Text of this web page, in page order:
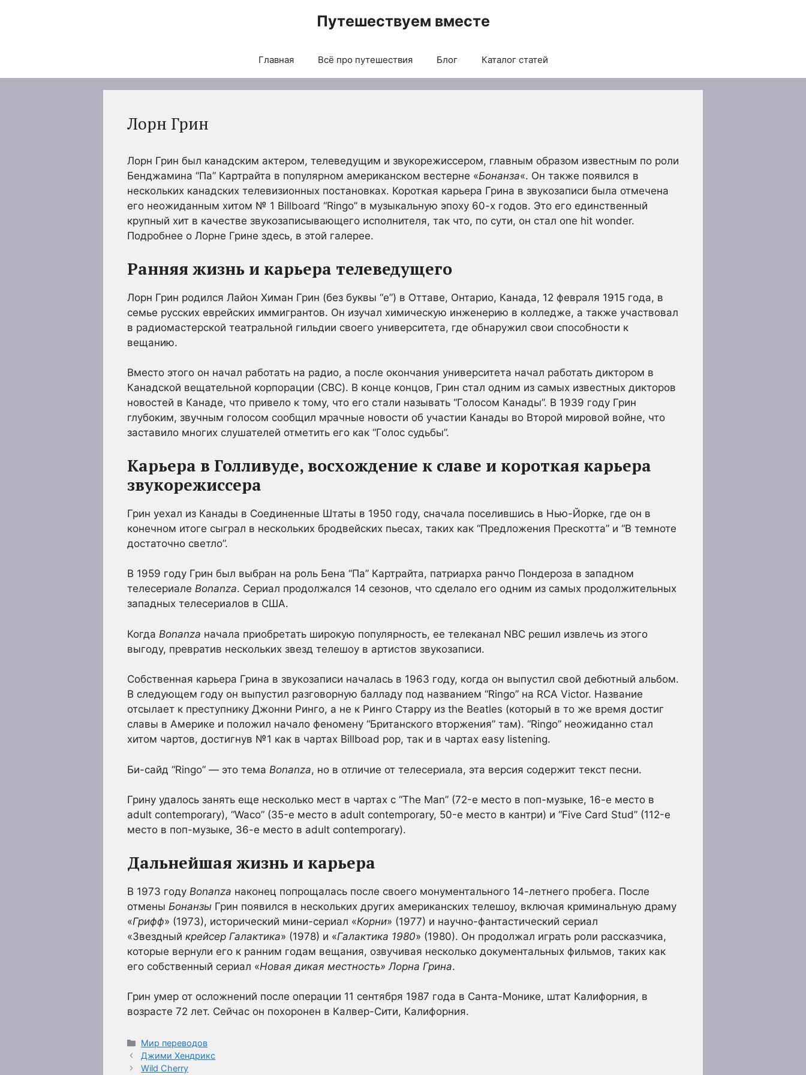
Путешествуем вместе
Главная Всё про путешествия Блог Каталог статей
Лорн Грин
Лорн Грин был канадским актером, телеведущим и звукорежиссером, главным образом известным по роли
Бенджамина “Па” Картрайта в популярном американском вестерне «Бонанза«. Он также появился в
нескольких канадских телевизионных постановках. Короткая карьера Грина в звукозаписи была отмечена
его неожиданным хитом № 1 Billboard “Ringo” в музыкальную эпоху 60-х годов. Это его единственный
крупный хит в качестве звукозаписывающего исполнителя, так что, по сути, он стал one hit wonder.
Подробнее о Лорне Грине здесь, в этой галерее.
Ранняя жизнь и карьера телеведущего
Лорн Грин родился Лайон Химан Грин (без буквы “е”) в Оттаве, Онтарио, Канада, 12 февраля 1915 года, в
семье русских еврейских иммигрантов. Он изучал химическую инженерию в колледже, а также участвовал
в радиомастерской театральной гильдии своего университета, где обнаружил свои способности к
вещанию.
Вместо этого он начал работать на радио, а после окончания университета начал работать диктором в
Канадской вещательной корпорации (CBC). В конце концов, Грин стал одним из самых известных дикторов
новостей в Канаде, что привело к тому, что его стали называть “Голосом Канады”. В 1939 году Грин
глубоким, звучным голосом сообщил мрачные новости об участии Канады во Второй мировой войне, что
заставило многих слушателей отметить его как “Голос судьбы”.
Карьера в Голливуде, восхождение к славе и короткая карьера
звукорежиссера
Грин уехал из Канады в Соединенные Штаты в 1950 году, сначала поселившись в Нью-Йорке, где он в
конечном итоге сыграл в нескольких бродвейских пьесах, таких как “Предложения Прескотта” и “В темноте
достаточно светло”.
В 1959 году Грин был выбран на роль Бена “Па” Картрайта, патриарха ранчо Пондероза в западном
телесериале Bonanza. Сериал продолжался 14 сезонов, что сделало его одним из самых продолжительных
западных телесериалов в США.
Когда Bonanza начала приобретать широкую популярность, ее телеканал NBC решил извлечь из этого
выгоду, превратив нескольких звезд телешоу в артистов звукозаписи.
Собственная карьера Грина в звукозаписи началась в 1963 году, когда он выпустил свой дебютный альбом.
В следующем году он выпустил разговорную балладу под названием “Ringo” на RCA Victor. Название
отсылает к преступнику Джонни Ринго, а не к Ринго Старру из the Beatles (который в то же время достиг
славы в Америке и положил начало феномену “Британского вторжения” там). “Ringo” неожиданно стал
хитом чартов, достигнув №1 как в чартах Billboad pop, так и в чартах easy listening.
Би-сайд “Ringo” — это тема Bonanza, но в отличие от телесериала, эта версия содержит текст песни.
Грину удалось занять еще несколько мест в чартах с “The Man” (72-е место в поп-музыке, 16-е место в
adult contemporary), “Waco” (35-е место в adult contemporary, 50-е место в кантри) и “Five Card Stud” (112-е
место в поп-музыке, 36-е место в adult contemporary).
Дальнейшая жизнь и карьера
В 1973 году Bonanza наконец попрощалась после своего монументального 14-летнего пробега. После
отмены Бонанзы Грин появился в нескольких других американских телешоу, включая криминальную драму
«Грифф» (1973), исторический мини-сериал «Корни» (1977) и научно-фантастический сериал
«Звездный крейсер Галактика» (1978) и «Галактика 1980» (1980). Он продолжал играть роли рассказчика,
которые вернули его к ранним годам вещания, озвучивая несколько документальных фильмов, таких как
его собственный сериал «Новая дикая местность» Лорна Грина.
Грин умер от осложнений после операции 11 сентября 1987 года в Санта-Монике, штат Калифорния, в
возрасте 72 лет. Сейчас он похоронен в Калвер-Сити, Калифорния.
Рубрики
Мир переводов
Джими Хендрикс
Wild Cherry